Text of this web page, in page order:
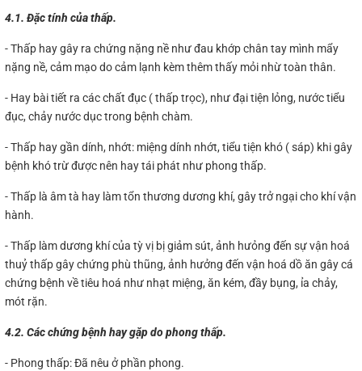
4.1. Đặc tính của thấp.
- Thấp hay gây ra chứng nặng nề như đau khớp chân tay mình mẩy
nặng nề, cảm mạo do cảm lạnh kèm thêm thấy mỏi nhừ toàn thân.
- Hay bài tiết ra các chất đục ( thấp trọc), như đại tiện lỏng, nước tiểu
đục, chảy nước dục trong bệnh chàm.
- Thấp hay gần dính, nhớt: miệng dính nhớt, tiểu tiện khó ( sáp) khi gây
bệnh khó trừ được nên hay tái phát như phong thấp.
- Thấp là âm tà hay làm tổn thương dương khí, gây trở ngại cho khí vận
hành.
- Thấp làm dương khí của tỳ vị bị giảm sút, ảnh hưỏng đến sự vận hoá
thuỷ thấp gây chứng phù thũng, ảnh hưởng đến vận hoá dồ ăn gây cá
chứng bệnh về tiêu hoá như nhạt miệng, ăn kém, đầy bụng, ỉa chảy,
mót rặn.
4.2. Các chứng bệnh hay gặp do phong thấp.
- Phong thấp: Đã nêu ở phần phong.